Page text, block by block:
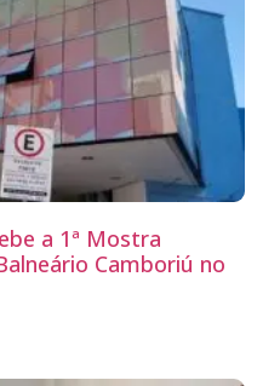
a 1ª Mostra
Camboriú no